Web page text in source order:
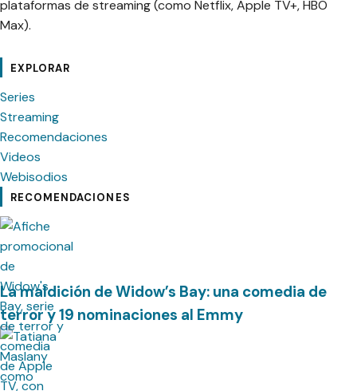
plataformas de streaming (como Netflix, Apple TV+, HBO
Max).
EXPLORAR
Series
Streaming
Recomendaciones
Videos
Webisodios
RECOMENDACIONES
La maldición de Widow’s Bay: una comedia de
terror y 19 nominaciones al Emmy